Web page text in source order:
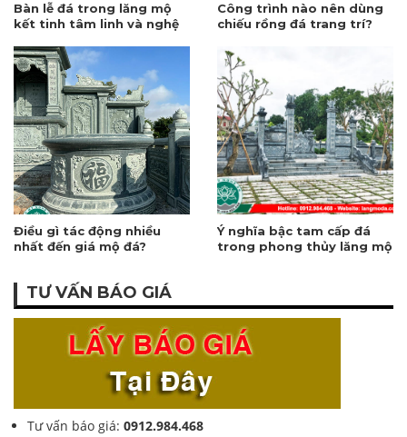
Bàn lễ đá trong lăng mộ
kết tinh tâm linh và nghệ
Công trình nào nên dùng
chiếu rồng đá trang trí?
Điều gì tác động nhiều
nhất đến giá mộ đá?
Ý nghĩa bậc tam cấp đá
trong phong thủy lăng mộ
TƯ VẤN BÁO GIÁ
Tư vấn báo giá: 0912.984.468